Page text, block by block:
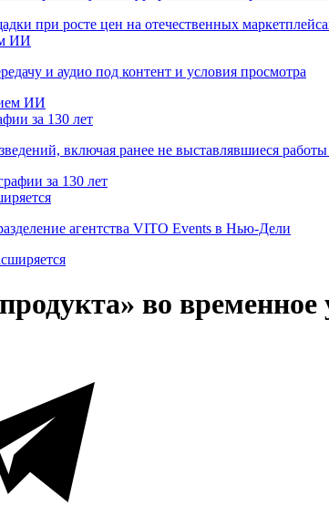
ИИ
и аудио под контент и условия просмотра
за 130 лет
включая ранее не выставлявшиеся
агентства VITO Events в Нью-Дели
во